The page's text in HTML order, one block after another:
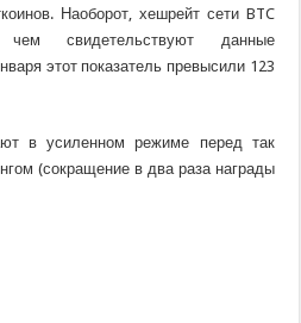
Наоборот, хешрейт сети BTC
свидетельствуют данные
этот показатель превысили 123
в усиленном режиме перед так
(сокращение в два раза награды